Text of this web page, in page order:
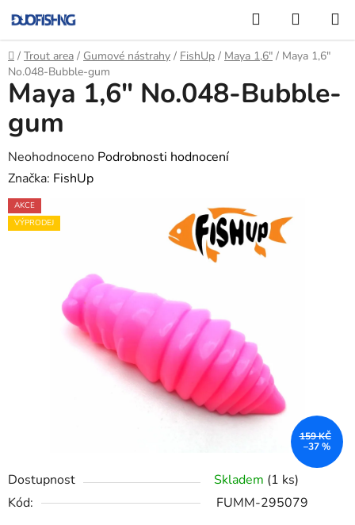
na
obsah
Hledat
KOŠÍK
Domů
/ Trout area / Gumové nástrahy / FishUp / Maya 1,6" / Maya 1,6"
No.048-Bubble-gum
Dostupnost Skladem (1 ks)
Kód:
FUMM-295079
Maya 1,6" No.048-Bubble-
gum
Průměrné
hodnocení
produktu
je
hvězdiček.
Neohodnoceno Podrobnosti hodnocení
Značka: FishUp
AKCE
VÝPRODEJ
159 KČ
–37 %